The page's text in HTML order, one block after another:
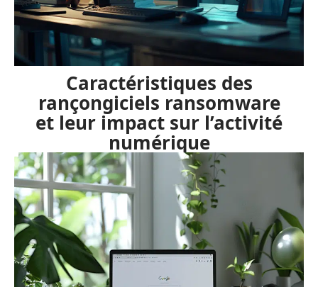
Caractéristiques des
rançongiciels ransomware
et leur impact sur l’activité
numérique